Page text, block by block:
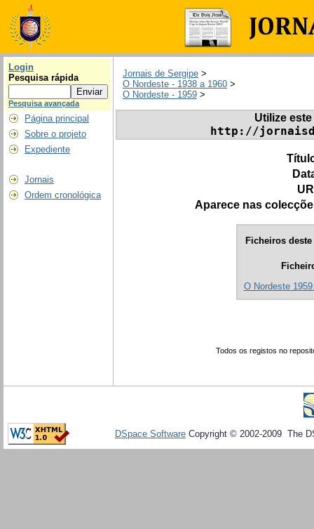
Login
Pesquisa rápida
Pesquisa avançada
Página principal
Sobre o projeto
Expediente
Jornais
Ordem cronológica
Jornais de Sergipe >
O Nordeste - 1938 a 1960 >
O Nordeste - 1959 >
Utilize
http://
Aparece nas
Ficheiros
O Nordeste
Todos os registos no
DSpace Software Copyright © 2002-2009 The